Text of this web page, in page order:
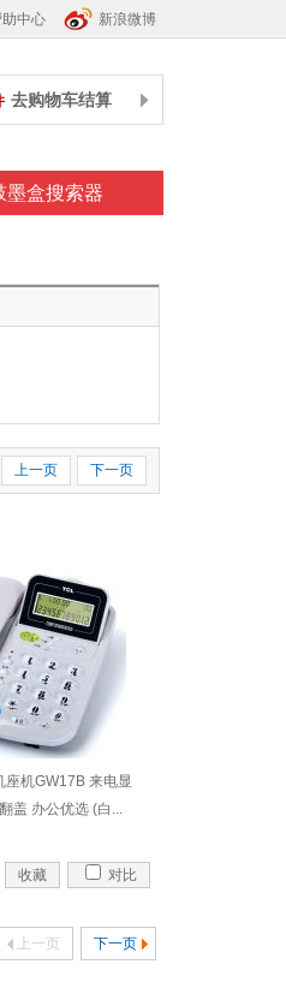
中心 新浪微博
去购物车结算
墨盒搜索器
上一页 下一页
座机GW17B 来电显
盖 办公优选 (白...
收藏 对比
上一页 下一页